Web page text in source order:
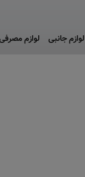
لوازم جانبی لوازم